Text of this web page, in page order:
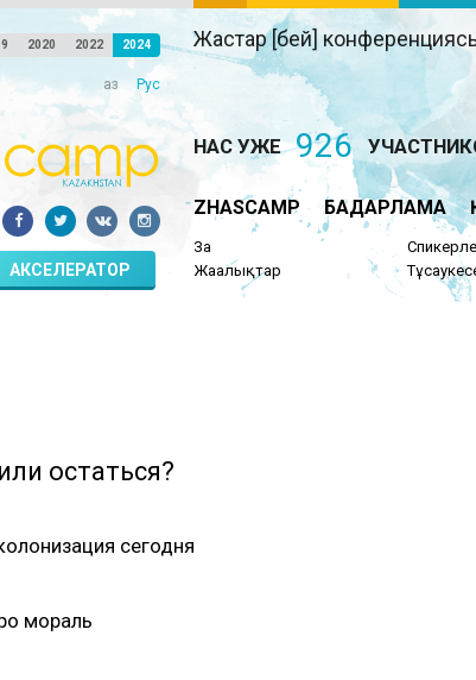
2020 2022 2024
Қаз Рус
Жастар [бей]
АКСЕЛЕРАТОР
НАС УЖЕ 926
ZHASCAMP БАҒДАРЛАМА
Заң
Жаңалықтар
остаться?
сегодня
мораль